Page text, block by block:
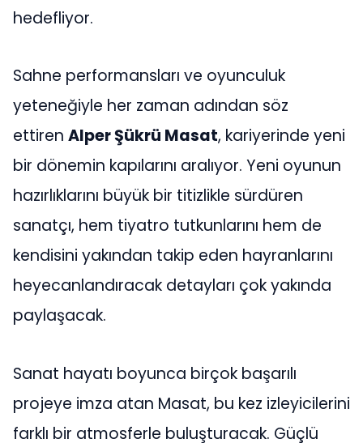
hedefliyor.
Sahne performansları ve oyunculuk
yeteneğiyle her zaman adından söz
ettiren Alper Şükrü Masat, kariyerinde yeni
bir dönemin kapılarını aralıyor. Yeni oyunun
hazırlıklarını büyük bir titizlikle sürdüren
sanatçı, hem tiyatro tutkunlarını hem de
kendisini yakından takip eden hayranlarını
heyecanlandıracak detayları çok yakında
paylaşacak.
Sanat hayatı boyunca birçok başarılı
projeye imza atan Masat, bu kez izleyicilerini
farklı bir atmosferle buluşturacak. Güçlü